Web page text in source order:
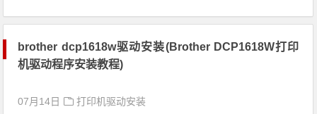
brother dcp1618w驱动安装(Brother DCP1618W打印
机驱动程序安装教程)
07月14日 打印机驱动安装